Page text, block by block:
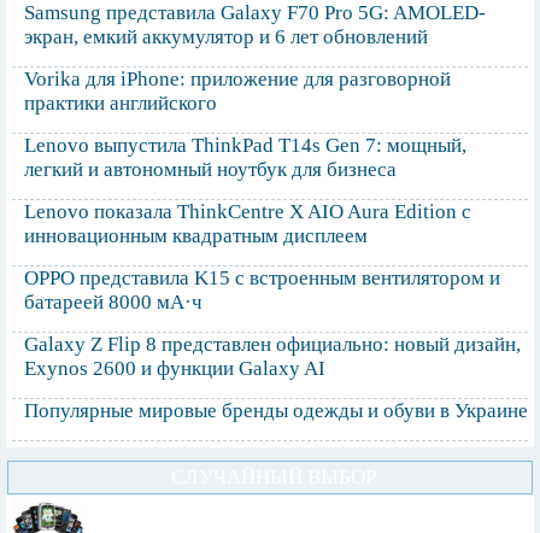
Samsung представила Galaxy F70 Pro 5G: AMOLED-
экран, емкий аккумулятор и 6 лет обновлений
Vorika для iPhone: приложение для разговорной
практики английского
Lenovo выпустила ThinkPad T14s Gen 7: мощный,
легкий и автономный ноутбук для бизнеса
Lenovo показала ThinkCentre X AIO Aura Edition с
инновационным квадратным дисплеем
OPPO представила K15 с встроенным вентилятором и
батареей 8000 мА·ч
Galaxy Z Flip 8 представлен официально: новый дизайн,
Exynos 2600 и функции Galaxy AI
Популярные мировые бренды одежды и обуви в Украине